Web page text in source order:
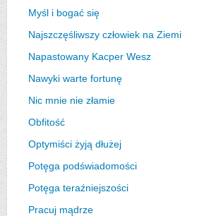
Myśl i bogać się
Najszczęśliwszy człowiek na Ziemi
Napastowany Kacper Wesz
Nawyki warte fortunę
Nic mnie nie złamie
Obfitość
Optymiści żyją dłużej
Potęga podświadomości
Potęga teraźniejszości
Pracuj mądrze